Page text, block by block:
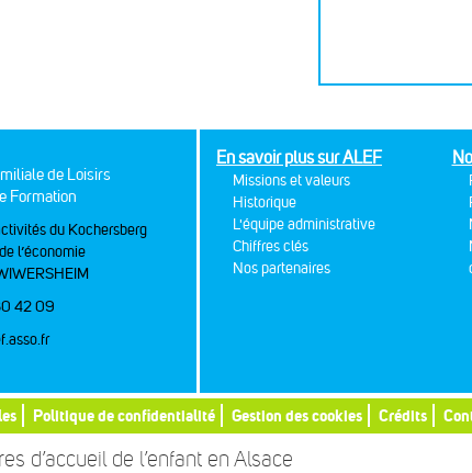
de Loisirs
Formation
du Kochersberg
l’économie
42 09
En savoir plus sur ALEF
Missions et valeurs
Historique
L'équipe administrative
Chiffres clés
Nos partenaires
Politique de confidentialité Gestion des cookies Crédits
d’accueil de l’enfant en Alsace